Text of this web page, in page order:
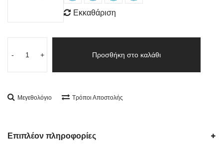
Εκκαθάριση
- + Προσθήκη στο καλάθι
Μεγεθολόγιο Τρόποι Αποστολής
Επιπλέον πληροφορίες